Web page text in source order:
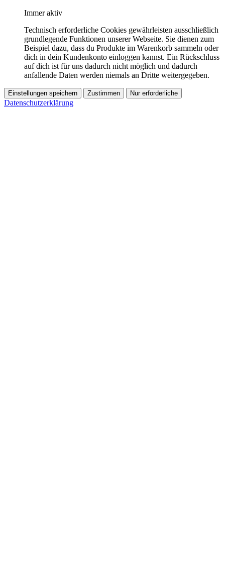
Immer aktiv
Technisch erforderliche Cookies gewährleisten ausschließlich
grundlegende Funktionen unserer Webseite. Sie dienen zum
Beispiel dazu, dass du Produkte im Warenkorb sammeln oder
dich in dein Kundenkonto einloggen kannst. Ein Rückschluss
auf dich ist für uns dadurch nicht möglich und dadurch
anfallende Daten werden niemals an Dritte weitergegeben.
Einstellungen speichern Zustimmen Nur erforderliche
Datenschutzerklärung